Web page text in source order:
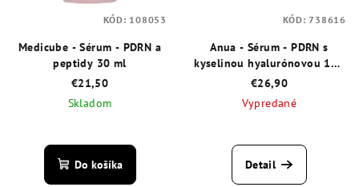
Medicube - Sérum - PDRN a
peptidy 30 ml
€21,50
Skladom
hodnotenie
produktu
Do košíka
KÓD: 108053
Anua - Sérum - PDRN s
kyselinou hyalurónovou 100
30 ml
€26,90
Vypredané
hodnotenie
produktu
Detail
KÓD:738616